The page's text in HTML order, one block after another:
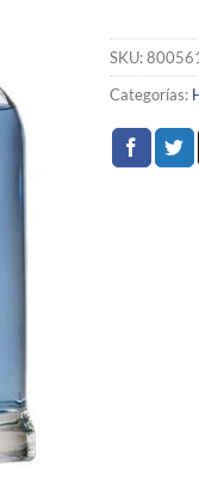
SKU:
Categorías: